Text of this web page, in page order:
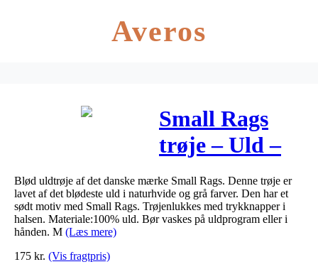
Averos
Small Rags
trøje – Uld –
Naturhvid/Grå
Blød uldtrøje af det danske mærke Small Rags. Denne trøje er
lavet af det blødeste uld i naturhvide og grå farver. Den har et
sødt motiv med Small Rags. Trøjenlukkes med trykknapper i
halsen. Materiale:100% uld. Bør vaskes på uldprogram eller i
hånden. M (Læs mere)
175 kr. (Vis fragtpris)